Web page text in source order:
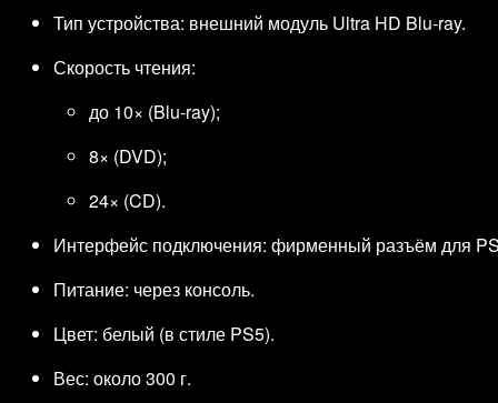
Тип устройства: внешний модуль Ultra HD Blu‑ray.
Скорость чтения:
до 10× (Blu‑ray);
8× (DVD);
24× (CD).
Интерфейс подключения: фирменный разъём для
Питание: через консоль.
Цвет: белый (в стиле PS5).
Вес: около 300 г.